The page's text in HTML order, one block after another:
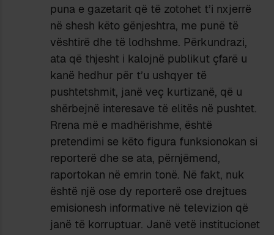
puna e gazetarit që të zotohet t’i nxjerrë
në shesh këto gënjeshtra, me punë të
vështirë dhe të lodhshme. Përkundrazi,
ata që thjesht i kalojnë publikut çfarë u
kanë hedhur për t’u ushqyer të
pushtetshmit, janë veç kurtizanë, që u
shërbejnë interesave të elitës në pushtet.
Rrena më e madhërishme, është
pretendimi se këto figura funksionokan si
reporterë dhe se ata, përnjëmend,
raportokan në emrin tonë. Në fakt, nuk
është një ose dy reporterë ose drejtues
emisionesh informative në televizion që
janë të korruptuar. Janë vetë institucionet